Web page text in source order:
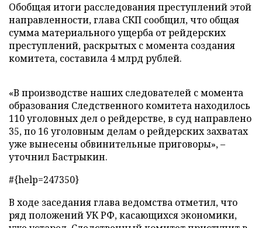
Обобщая итоги расследования преступлений этой
направленности, глава СКП сообщил, что общая
сумма материального ущерба от рейдерских
преступлений, раскрытых с момента создания
комитета, составила 4 млрд рублей.
«В производстве наших следователей с момента
образования Следственного комитета находилось
110 уголовных дел о рейдерстве, в суд направлено
35, по 16 уголовным делам о рейдерских захватах
уже вынесены обвинительные приговоры», –
уточнил Бастрыкин.
#{help=247350}
В ходе заседания глава ведомства отметил, что
ряд положений УК РФ, касающихся экономики,